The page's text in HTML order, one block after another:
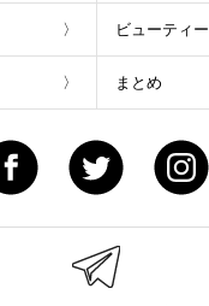
ビューティー
まとめ